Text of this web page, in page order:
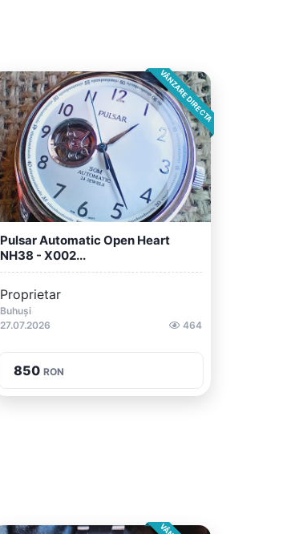
VÂNZARE DIRECTA
Pulsar Automatic Open Heart
NH38 - X002...
Proprietar
Buhuși
27.07.2026
464
850 RON